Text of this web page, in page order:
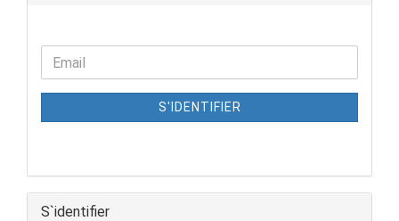
S'IDENTIFIER
S`identifier